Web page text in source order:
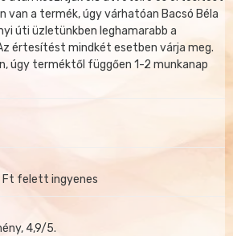
van a termék, úgy várhatóan Bacsó Béla
úti üzletünkben leghamarabb a
értesítést mindkét esetben várja meg.
úgy terméktől függően 1-2 munkanap
felett ingyenes
4,9/5.